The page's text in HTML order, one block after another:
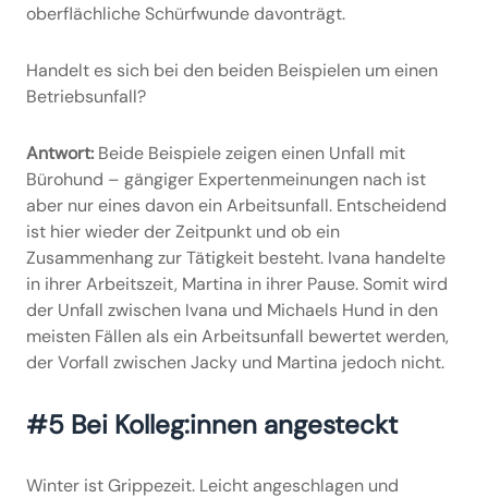
oberflächliche Schürfwunde davonträgt.
Handelt es sich bei den beiden Beispielen um einen
Betriebsunfall?
Antwort: Beide Beispiele zeigen einen Unfall mit
Bürohund – gängiger Expertenmeinungen nach ist
aber nur eines davon ein Arbeitsunfall. Entscheidend
ist hier wieder der Zeitpunkt und ob ein
Zusammenhang zur Tätigkeit besteht. Ivana handelte
in ihrer Arbeitszeit, Martina in ihrer Pause. Somit wird
der Unfall zwischen Ivana und Michaels Hund in den
meisten Fällen als ein Arbeitsunfall bewertet werden,
der Vorfall zwischen Jacky und Martina jedoch nicht.
#5 Bei Kolleg:innen angesteckt
Winter ist Grippezeit. Leicht angeschlagen und